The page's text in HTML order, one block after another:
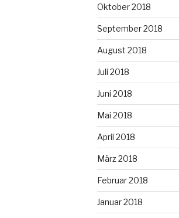
Oktober 2018
September 2018
August 2018
Juli 2018
Juni 2018
Mai 2018
April 2018
März 2018
Februar 2018
Januar 2018